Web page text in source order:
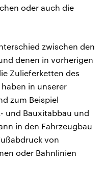
oder auch die
zwischen den
denen in vorherigen
Zulieferketten des
in unserer
zum Beispiel
und Bauxitabbau und
in den Fahrzeugbau
von
oder Bahnlinien